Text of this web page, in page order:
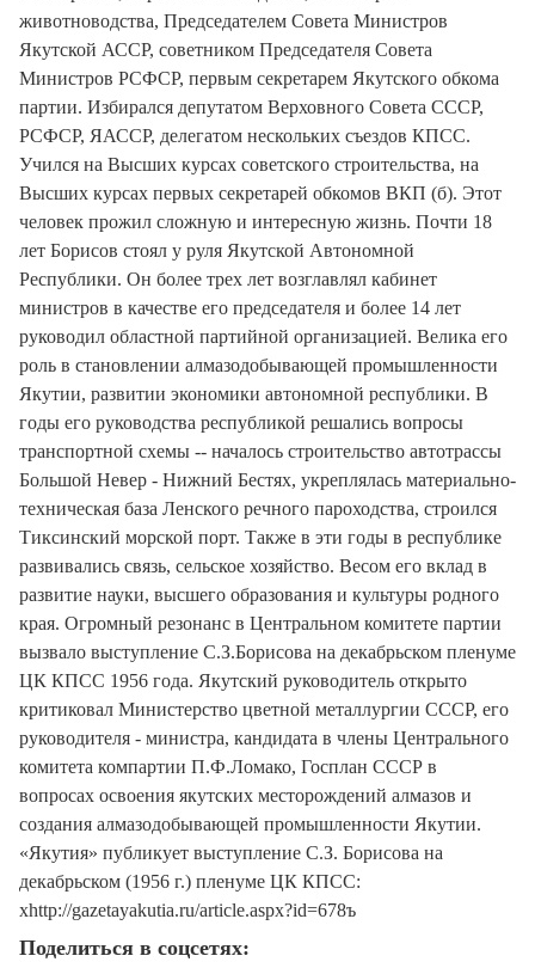
животноводства, Председателем Совета Министров
Якутской АССР, советником Председателя Совета
Министров РСФСР, первым секретарем Якутского обкома
партии. Избирался депутатом Верховного Совета СССР,
РСФСР, ЯАССР, делегатом нескольких съездов КПСС.
Учился на Высших курсах советского строительства, на
Высших курсах первых секретарей обкомов ВКП (б). Этот
человек прожил сложную и интересную жизнь. Почти 18
лет Борисов стоял у руля Якутской Автономной
Республики. Он более трех лет возглавлял кабинет
министров в качестве его председателя и более 14 лет
руководил областной партийной организацией. Велика его
роль в становлении алмазодобывающей промышленности
Якутии, развитии экономики автономной республики. В
годы его руководства республикой решались вопросы
транспортной схемы -- началось строительство автотрассы
Большой Невер - Нижний Бестях, укреплялась материально-
техническая база Ленского речного пароходства, строился
Тиксинский морской порт. Также в эти годы в республике
развивались связь, сельское хозяйство. Весом его вклад в
развитие науки, высшего образования и культуры родного
края. Огромный резонанс в Центральном комитете партии
вызвало выступление С.З.Борисова на декабрьском пленуме
ЦК КПСС 1956 года. Якутский руководитель открыто
критиковал Министерство цветной металлургии СССР, его
руководителя - министра, кандидата в члены Центрального
комитета компартии П.Ф.Ломако, Госплан СССР в
вопросах освоения якутских месторождений алмазов и
создания алмазодобывающей промышленности Якутии.
«Якутия» публикует выступление С.З. Борисова на
декабрьском (1956 г.) пленуме ЦК КПСС:
хhttp://gazetayakutia.ru/article.aspx?id=678ъ
Поделиться в соцсетях: